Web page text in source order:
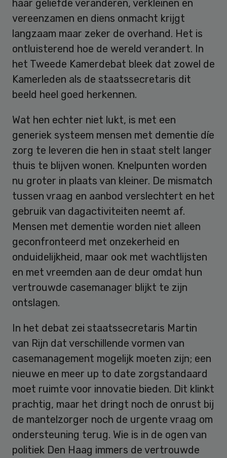
haar geliefde veranderen, verkleinen en
vereenzamen en diens onmacht krijgt
langzaam maar zeker de overhand. Het is
ontluisterend hoe de wereld verandert. In
het Tweede Kamerdebat bleek dat zowel de
Kamerleden als de staatssecretaris dit
beeld heel goed herkennen.
Wat hen echter niet lukt, is met een
generiek systeem mensen met dementie díe
zorg te leveren die hen in staat stelt langer
thuis te blijven wonen. Knelpunten worden
nu groter in plaats van kleiner. De mismatch
tussen vraag en aanbod verslechtert en het
gebruik van dagactiviteiten neemt af.
Mensen met dementie worden niet alleen
geconfronteerd met onzekerheid en
onduidelijkheid, maar ook met wachtlijsten
en met vreemden aan de deur omdat hun
vertrouwde casemanager blijkt te zijn
ontslagen.
In het debat zei staatssecretaris Martin
van Rijn dat verschillende vormen van
casemanagement mogelijk moeten zijn; een
nieuwe en meer up to date zorgstandaard
moet ruimte voor innovatie bieden. Dit klinkt
prachtig, maar het dringt noch de onrust bij
de mantelzorger noch de urgente vraag om
ondersteuning terug. Wie is in de ogen van
politiek Den Haag immers de vertrouwde